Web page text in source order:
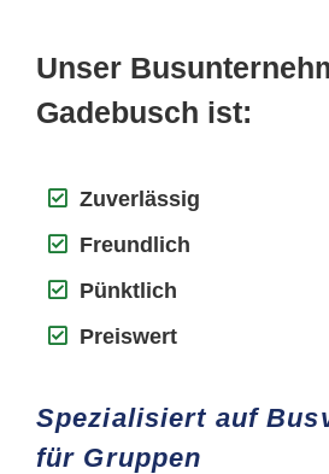
Unser
Gadebusch ist:
Zuverlässig
Freundlich
Pünktlich
Preiswert
Spezialisiert auf
für Gruppen